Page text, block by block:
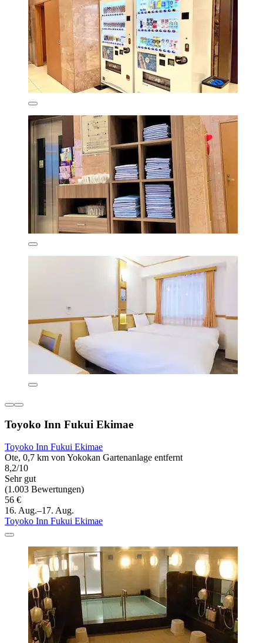
Toyoko Inn Fukui Ekimae
Toyoko Inn Fukui Ekimae
Ote, 0,7 km von Yokokan Gartenanlage entfernt
8,2/10
Sehr gut
(1.003 Bewertungen)
56 €
16. Aug.–17. Aug.
Toyoko Inn Fukui Ekimae